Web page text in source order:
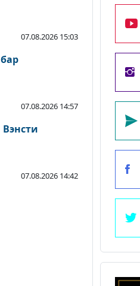
07.08.2026 15:03
07.08.2026 14:57
07.08.2026 14:42